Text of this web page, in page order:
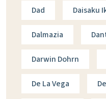
Dad Daisaku
Dalmazia
Darwin Dohrn
De La Vega